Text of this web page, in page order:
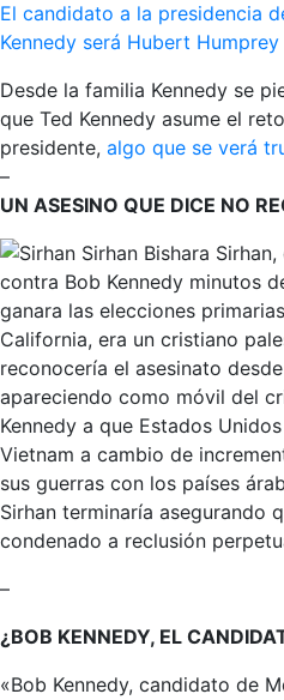
El candidato a la presidencia
Kennedy será Hubert
Desde la familia Kennedy se
que Ted Kennedy asume el
presidente, algo que se verá
–
UN ASESINO QUE DICE NO
Sirhan Bishara
contra Bob Kennedy minutos
ganara las elecciones
California, era un cristiano
reconocería el asesinato
apareciendo como móvil del
Kennedy a que Estados
Vietnam a cambio de
sus guerras con los países
Sirhan terminaría asegurando
condenado a reclusión
–
¿BOB KENNEDY, EL
«Bob Kennedy, candidato de